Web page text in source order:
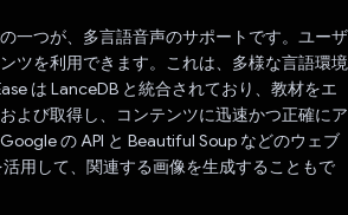
一つが、多言語音声のサポートです。ユーザ
ツを利用できます。これは、多様な言語環境
は LanceDB と統合されており、教材をエ
よび取得し、コンテンツに迅速かつ正確にア
の API と Beautiful Soup などのウェブ
用して、関連する画像を生成することもで